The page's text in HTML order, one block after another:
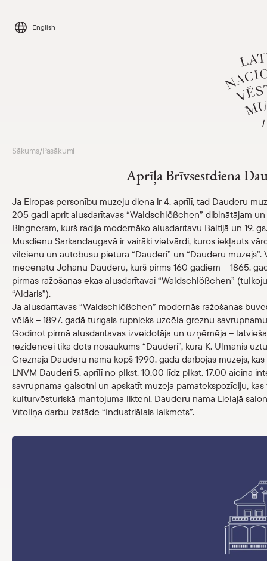
content
English
Apmeklēt
Par mums
Skolām
Veikals
eMuzejs
Lasi viegli
Sākums/Pasākumi
Aprīļa Brīvsestdiena
Ja Eiropas personību muzeju diena ir 4. aprīlī, tad Dauderu
205 gadi aprit alusdarītavas “Waldschlößchen” dibinātājam
Bingneram, kurš radīja modernāko alusdarītavu Baltijā un 19.
Mūsdienu Sarkandaugavā ir vairāki vietvārdi, kuros iekļauts
vilcienu un autobusu pietura “Dauderi” un “Dauderu
mecenātu Johanu Dauderu, kurš pirms 160 gadiem – 1865.
pirmās ražošanas ēkas alusdarītavai “Waldschlößchen”
“Aldaris”).
Ja alusdarītavas “Waldschlößchen” modernās ražošanas
vēlāk – 1897. gadā turīgais rūpnieks uzcēla greznu
Godinot pirmā alusdarītavas izveidotāja un uzņēmēja –
rezidencei tika dots nosaukums “Dauderi”, kurā K. Ulmanis
Greznajā Dauderu namā kopš 1990. gada darbojas muzejs,
LNVM Dauderi 5. aprīlī no plkst. 10.00 līdz plkst. 17.00 aicina
savrupnama gaisotni un apskatīt muzeja pamatekspozīciju,
kultūrvēsturiskā mantojuma likteni. Dauderu nama Lielajā
Vītoliņa darbu izstāde “Industriālais laikmets”.